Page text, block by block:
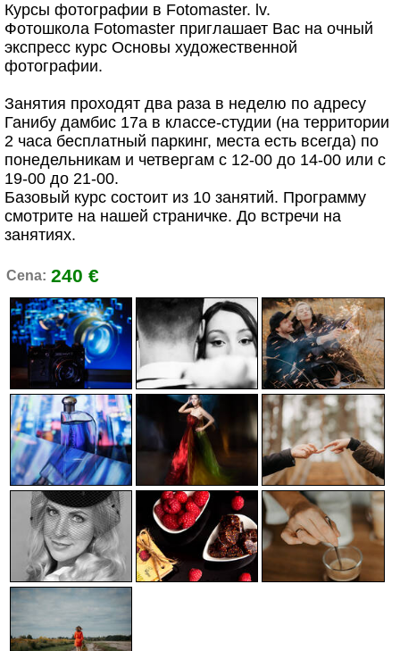
Курсы фотографии в Fotomaster. lv.
Фотошкола Fotomaster приглашает Вас на очный
экспресс курс Основы художественной
фотографии.
Занятия проходят два раза в неделю по адресу
Ганибу дамбис 17а в классе-студии (на территории
2 часа бесплатный паркинг, места есть всегда) по
понедельникам и четвергам с 12-00 до 14-00 или с
19-00 до 21-00.
Базовый курс состоит из 10 занятий. Программу
смотрите на нашей страничке. До встречи на
занятиях.
Cena: 240 €